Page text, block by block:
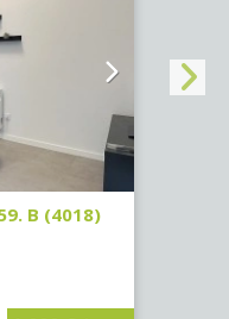
B (4018)